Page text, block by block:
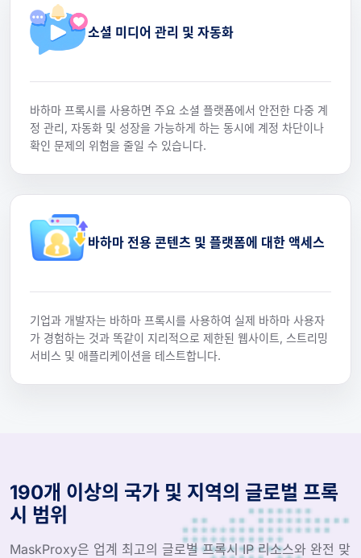
소셜 미디어 관리 및 자동화
바하마 프록시를 사용하면 주요 소셜 플랫폼에서 안전한 다중 계
정 관리, 자동화 및 성장을 가능하게 하는 동시에 계정 차단이나
확인 문제의 위험을 줄일 수 있습니다.
바하마 전용 콘텐츠 및 플랫폼에 대한 액세스
기업과 개발자는 바하마 프록시를 사용하여 실제 바하마 사용자
가 경험하는 것과 똑같이 지리적으로 제한된 웹사이트, 스트리밍
서비스 및 애플리케이션을 테스트합니다.
190개 이상의 국가 및 지역의 글로벌 프록
시 범위
MaskProxy은 업계 최고의 글로벌 프록시 IP 리소스와 완전 맞